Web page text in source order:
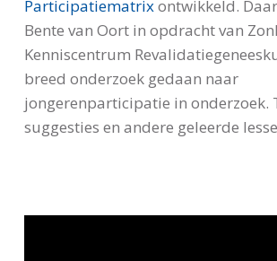
Participatiematrixontwikkeld.
Bente van Oort in opdracht van
Kenniscentrum
breed onderzoek gedaan naar
jongerenparticipatie in onderzoek.
suggesties en andere geleerde